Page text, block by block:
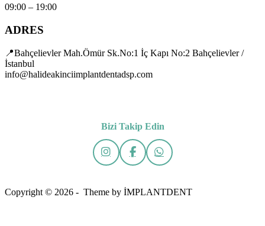
09:00 – 19:00
ADRES
📍Bahçelievler Mah.Ömür Sk.No:1 İç Kapı No:2 Bahçelievler /
İstanbul
info@halideakinciimplantdentadsp.com
Bizi Takip Edin
Copyright © 2026 - Theme by İMPLANTDENT